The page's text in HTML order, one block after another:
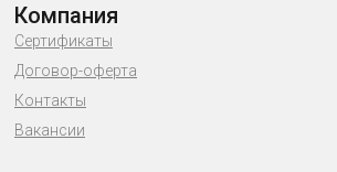
Компания
Сертификаты
Договор-оферта
Контакты
Вакансии